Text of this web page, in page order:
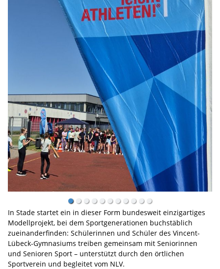
In Stade startet ein in dieser Form bundesweit einzigartiges
Modellprojekt, bei dem Sportgenerationen buchstäblich
zueinanderfinden: Schülerinnen und Schüler des Vincent-
Lübeck-Gymnasiums treiben gemeinsam mit Seniorinnen
und Senioren Sport – unterstützt durch den örtlichen
Sportverein und begleitet vom NLV.